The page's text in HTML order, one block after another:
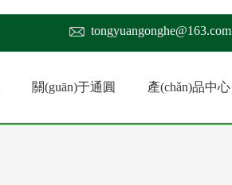
tongyuangonghe@163.com
關(guān)于通圓 產(chǎn)品中心